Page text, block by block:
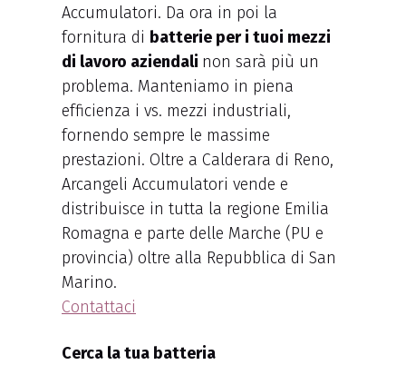
Accumulatori. Da ora in poi la
fornitura di batterie per i tuoi mezzi
di lavoro aziendali non sarà più un
problema. Manteniamo in piena
efficienza i vs. mezzi industriali,
fornendo sempre le massime
prestazioni. Oltre a Calderara di Reno,
Arcangeli Accumulatori vende e
distribuisce in tutta la regione Emilia
Romagna e parte delle Marche (PU e
provincia) oltre alla Repubblica di San
Marino.
Contattaci
Cerca la tua batteria